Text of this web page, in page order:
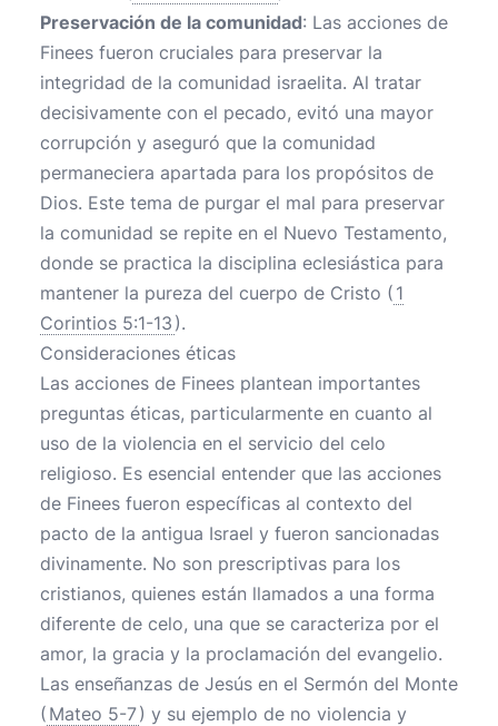
Preservación de la comunidad: Las acciones de
Finees fueron cruciales para preservar la
integridad de la comunidad israelita. Al tratar
decisivamente con el pecado, evitó una mayor
corrupción y aseguró que la comunidad
permaneciera apartada para los propósitos de
Dios. Este tema de purgar el mal para preservar
la comunidad se repite en el Nuevo Testamento,
donde se practica la disciplina eclesiástica para
mantener la pureza del cuerpo de Cristo ( 1
Corintios 5:1-13 ).
Consideraciones éticas
Las acciones de Finees plantean importantes
preguntas éticas, particularmente en cuanto al
uso de la violencia en el servicio del celo
religioso. Es esencial entender que las acciones
de Finees fueron específicas al contexto del
pacto de la antigua Israel y fueron sancionadas
divinamente. No son prescriptivas para los
cristianos, quienes están llamados a una forma
diferente de celo, una que se caracteriza por el
amor, la gracia y la proclamación del evangelio.
Las enseñanzas de Jesús en el Sermón del Monte
( Mateo 5-7) y su ejemplo de no violencia y